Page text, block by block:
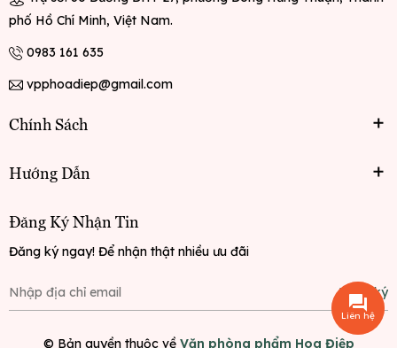
phố Hồ Chí Minh, Việt Nam.
0983 161 635
vpphoadiep@gmail.com
Chính Sách
Hướng Dẫn
Đăng Ký Nhận Tin
Đăng ký ngay! Để nhận thật nhiều ưu đãi
Đăng ký
© Bản quyền thuộc về Văn phòng phẩm Hoa Điệp
Liên hệ